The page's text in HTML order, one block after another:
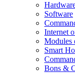
Software
Internet
Modules
Smart
Bons &